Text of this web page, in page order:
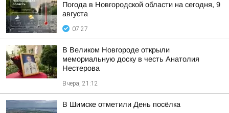
Погода в Новгородской области на сегодня, 9
августа
07:27
В Великом Новгороде открыли
мемориальную доску в честь Анатолия
Нестерова
Вчера, 21:12
В Шимске отметили День посёлка